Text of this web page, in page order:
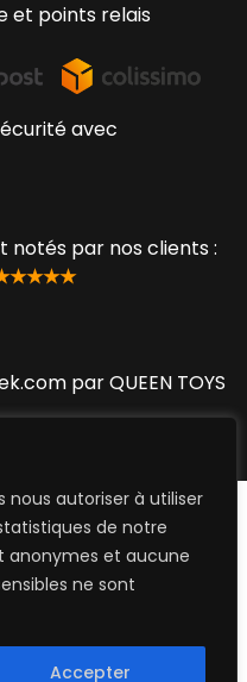
nous autoriser à utiliser
de notre
anonymes et aucune
ne sont
Accepter
et points relais
avec
notés par nos clients :
★★★★★
par QUEEN TOYS